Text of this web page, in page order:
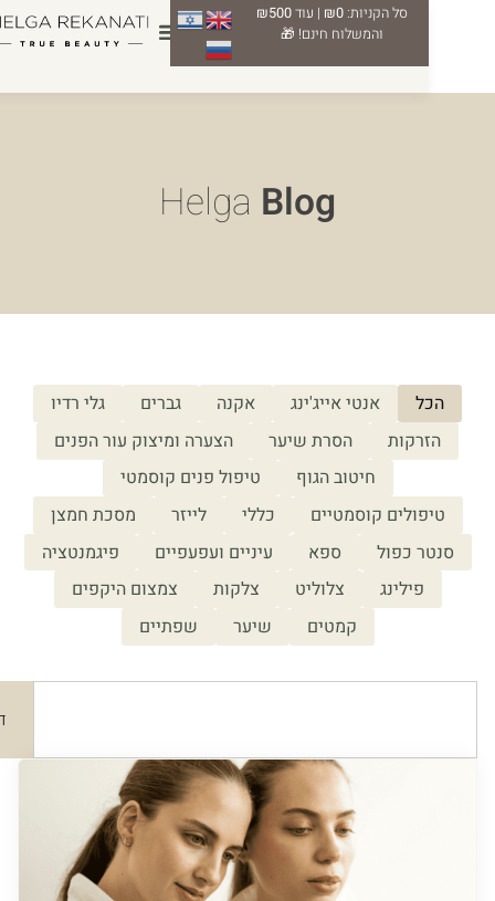
₪0| עוד₪500
והמשלוח חינם! 🎁
0
HelgaBlog
אנטי אייג'ינג אקנה גברים
גלי רדיו
הסרת שיער
הצערה ומיצוק עור הפנים
חיטוב הגוף
טיפול פנים קוסמטי
קוסמטיים
כללי לייזר
מסכת חמצן
כפול
ספא עיניים ועפעפיים
פיגמנטציה
צלוליט צלקות
צמצום היקפים
שיער שפתיים